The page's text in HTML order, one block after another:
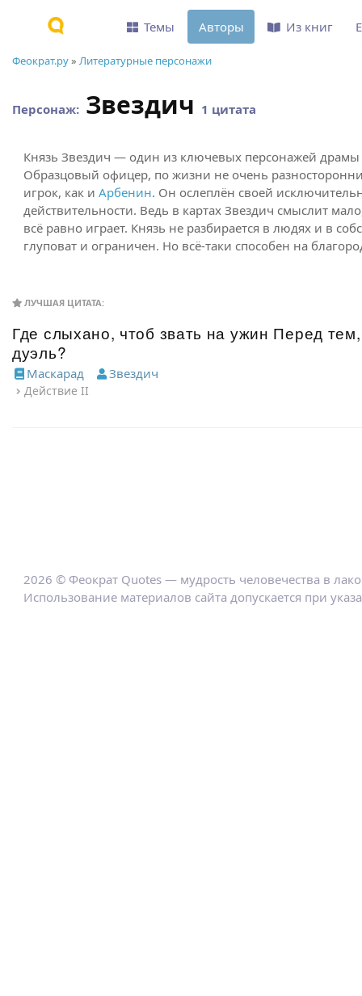
Феократ.ру» Литературные персонажи
Персонаж: Звездич 1 цитата
Князь Звездич — один из ключевых персонажей драмы
Образцовый офицер, по жизни не очень
игрок, как и Арбенин. Он ослеплён своей
действительности. Ведь в картах Звездич смыслит
всё равно играет. Князь не разбирается в людях и в
глуповат и ограничен. Но всё-таки способен на
ЛУЧШАЯ ЦИТАТА:
Где слыхано, чтоб звать на ужин Перед
дуэль?
Маскарад Звездич
Действие II
Темы Авторы Из книг
2026 © Феократ Quotes — мудрость человечества в
Использование материалов сайта допускается при